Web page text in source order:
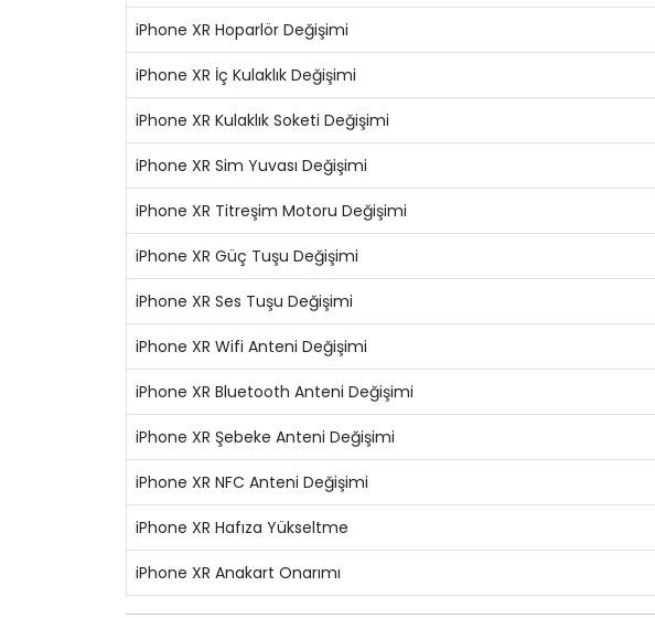
iPhone XR Hoparlör Değişimi
iPhone XR İç Kulaklık Değişimi
iPhone XR Kulaklık Soketi Değişimi
iPhone XR Sim Yuvası Değişimi
iPhone XR Titreşim Motoru Değişimi
iPhone XR Güç Tuşu Değişimi
iPhone XR Ses Tuşu Değişimi
iPhone XR Wifi Anteni Değişimi
iPhone XR Bluetooth Anteni Değişimi
iPhone XR Şebeke Anteni Değişimi
iPhone XR NFC Anteni Değişimi
iPhone XR Hafıza Yükseltme
iPhone XR Anakart Onarımı